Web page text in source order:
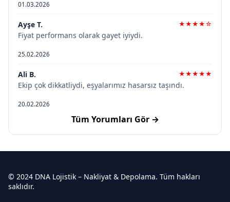
01.03.2026
Ayşe T. ★★★★☆
Fiyat performans olarak gayet iyiydi.
25.02.2026
Ali B. ★★★★★
Ekip çok dikkatliydi, eşyalarımız hasarsız taşındı.
20.02.2026
Tüm Yorumları Gör →
© 2024 DNA Lojistik – Nakliyat & Depolama. Tüm hakları
saklıdır.